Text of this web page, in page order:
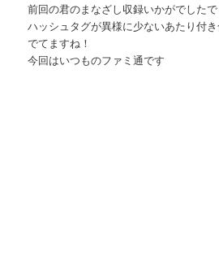
前回の君のまなざし収録いかがでした
ハッシュタグが異様に少ないあたり付
でてますね！
今回はいつものファミ通です